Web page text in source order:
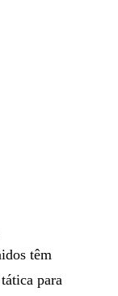
têm
para